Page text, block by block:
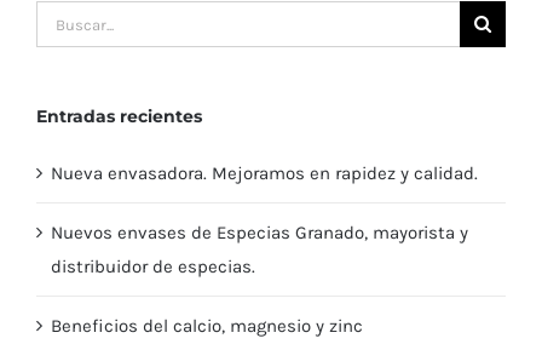
Buscar:
Entradas recientes
Nueva envasadora. Mejoramos en rapidez y calidad.
Nuevos envases de Especias Granado, mayorista y
distribuidor de especias.
Beneficios del calcio, magnesio y zinc